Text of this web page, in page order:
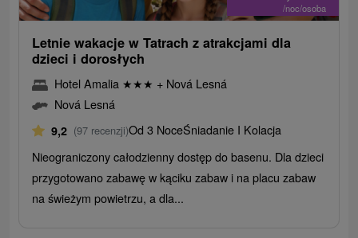
/noc/osoba
Letnie wakacje w Tatrach z atrakcjami dla
dzieci i dorosłych
Hotel Amalia ★★★ + Nová Lesná
Nová Lesná
9,2 (97 recenzji)Od 3 NoceŚniadanie I Kolacja
Nieograniczony całodzienny dostęp do basenu. Dla dzieci
przygotowano zabawę w kąciku zabaw i na placu zabaw
na świeżym powietrzu, a dla...